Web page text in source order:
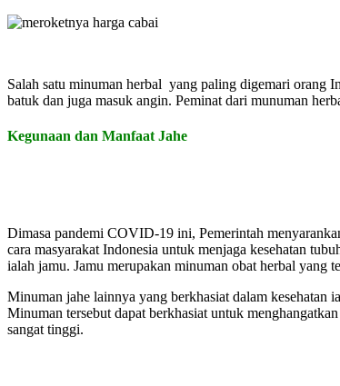
Salah satu minuman herbal yang paling digemari orang
batuk dan juga masuk angin. Peminat dari munuman
Kegunaan dan Manfaat Jahe
Dimasa pandemi COVID-19 ini, Pemerintah
cara masyarakat Indonesia untuk menjaga kesehatan
ialah jamu. Jamu merupakan minuman obat herbal yang
Minuman jahe lainnya yang berkhasiat dalam kesehatan
Minuman tersebut dapat berkhasiat untuk
sangat tinggi.